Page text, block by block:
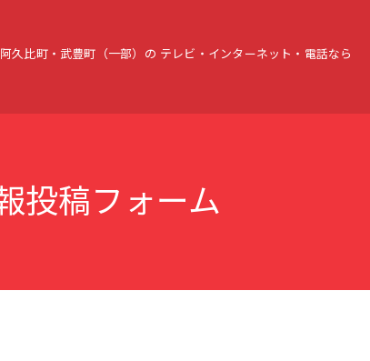
久比町・武豊町（一部）の テレビ・インターネット・電話なら
投稿フォーム